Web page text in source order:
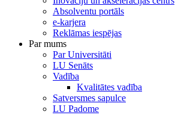
Absolventu portāls
e-karjera
Reklāmas iespējas
Par mums
Par Universitāti
LU Senāts
Vadība
Kvalitātes vadība
Satversmes sapulce
LU Padome